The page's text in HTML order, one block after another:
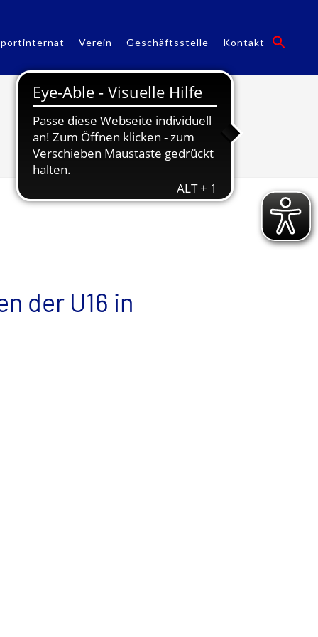
Verein Geschäftsstelle Kontakt
Monthly Archives: Juli 2022
der U16 in